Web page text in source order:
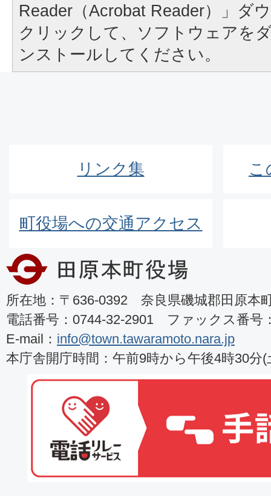
Reader（Acrobat Reader）」ダ
クリックして、ソフトウェアを
ンストールしてください。
リンク集 こ
町役場への交通アクセス
所在地：〒636-0392 奈良県磯城郡田原本
電話番号：0744-32-2901 ファックス番号
E-mail： info@town.tawaramoto.nara.jp
本庁舎開庁時間：午前9時から午後4時30分